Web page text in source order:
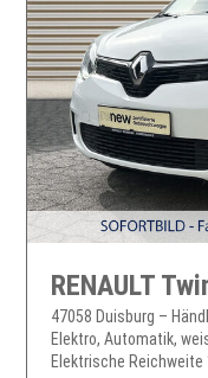
RENAULT
47058 Duisburg –
Elektro, Automatik,
Elektrische Reichweite